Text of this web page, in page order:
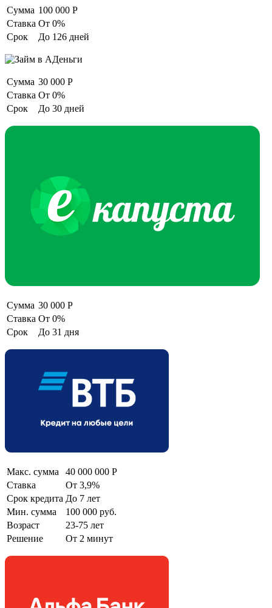
Сумма 100 000 Р
Cтавка От 0%
Срок
До 126 дней
Сумма 30 000 Р
Cтавка От 0%
Срок
До 30 дней
Сумма 30 000 Р
Cтавка От 0%
Срок
До 31 дня
Макс. сумма
40 000 000 Р
Ставка
От 3,9%
Срок кредита До 7 лет
Мин. сумма
100 000 руб.
Возраст
23-75 лет
Решение
От 2 минут